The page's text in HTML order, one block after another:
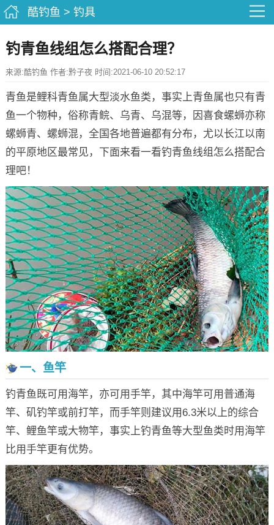
酷钓鱼 > 钓具
钓青鱼线组怎么搭配合理？
来源:酷钓鱼 作者:黔子夜 时间:2021-06-10 20:52:17
青鱼是鲤科青鱼属大型淡水鱼类，事实上青鱼属也只有青
鱼一个物种，俗称青鲩、乌青、乌混等，因喜食螺蛳亦称
螺蛳青、螺蛳混，全国各地普遍都有分布，尤以长江以南
的平原地区最常见，下面来看一看钓青鱼线组怎么搭配合
理吧！
一、鱼竿
钓青鱼既可用海竿，亦可用手竿，其中海竿可用普通海
竿、矶钓竿或前打竿，而手竿则建议用6.3米以上的综合
竿、鲤鱼竿或大物竿，事实上钓青鱼等大型鱼类时用海竿
比用手竿更有优势。